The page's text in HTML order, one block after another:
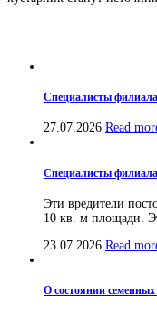
Специалисты филиала
27.07.2026 Read
Специалисты филиала
Эти вредители
10 кв. м площади.
23.07.2026 Read
О состоянии семенных